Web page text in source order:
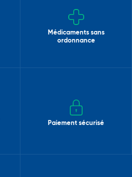
Médicaments sans
ordonnance
Paiement sécurisé